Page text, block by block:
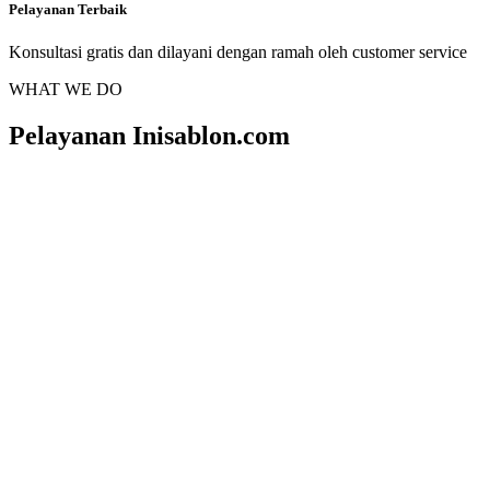
Pelayanan Terbaik
Konsultasi gratis dan dilayani dengan ramah oleh customer service
WHAT WE DO
Pelayanan Inisablon.com